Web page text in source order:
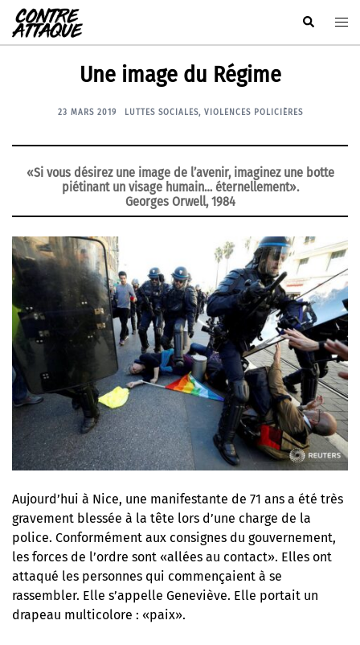
Aller
au
contenu
Rechercher
Une image du Régime
23 MARS 2019 LUTTES SOCIALES, VIOLENCES POLICIÈRES
«Si vous désirez une image de l’avenir, imaginez une botte
piétinant un visage humain… éternellement».
Georges Orwell, 1984
Aujourd’hui à Nice, une manifestante de 71 ans a été très
gravement blessée à la tête lors d’une charge de la
police. Conformément aux consignes du gouvernement,
les forces de l’ordre sont «allées au contact». Elles ont
attaqué les personnes qui commençaient à se
rassembler. Elle s’appelle Geneviève. Elle portait un
drapeau multicolore : «paix».